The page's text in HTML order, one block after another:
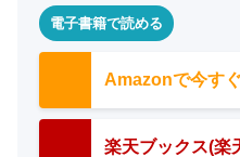
電子書籍で読める
Amazonで今す
楽天ブックス(楽